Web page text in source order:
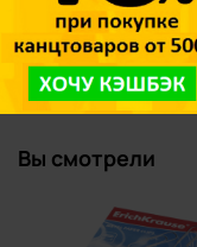
В наличии:58 шт.
- +
Вы смотрели